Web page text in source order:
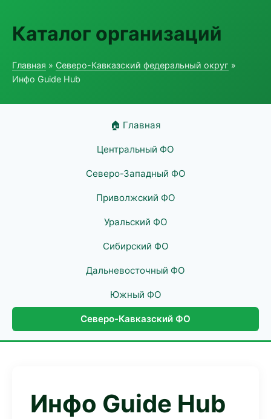
Каталог организаций
Главная » Северо-Кавказский федеральный округ »
Инфо Guide Hub
🏠 Главная
Центральный ФО
Северо-Западный ФО
Приволжский ФО
Уральский ФО
Сибирский ФО
Дальневосточный ФО
Южный ФО
Северо-Кавказский ФО
Инфо Guide Hub